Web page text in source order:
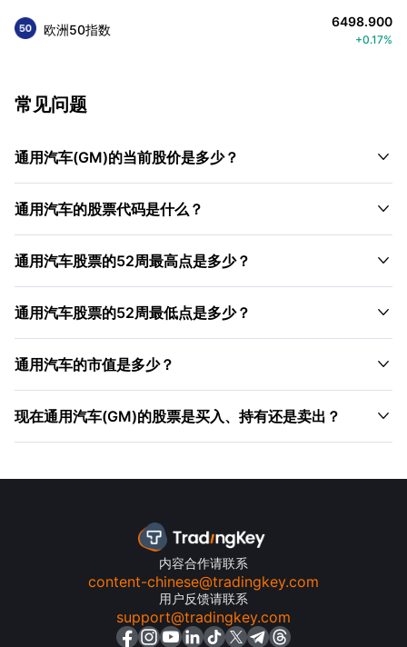
欧洲50指数 6498.900
+0.17%
常见问题
通用汽车(GM)的当前股价是多少？ 
通用汽车的股票代码是什么？ 
通用汽车股票的52周最高点是多少？ 
通用汽车股票的52周最低点是多少？ 
通用汽车的市值是多少？ 
现在通用汽车(GM)的股票是买入、持有还是卖出？ 
内容合作请联系
content-chinese@tradingkey.com
用户反馈请联系
support@tradingkey.com